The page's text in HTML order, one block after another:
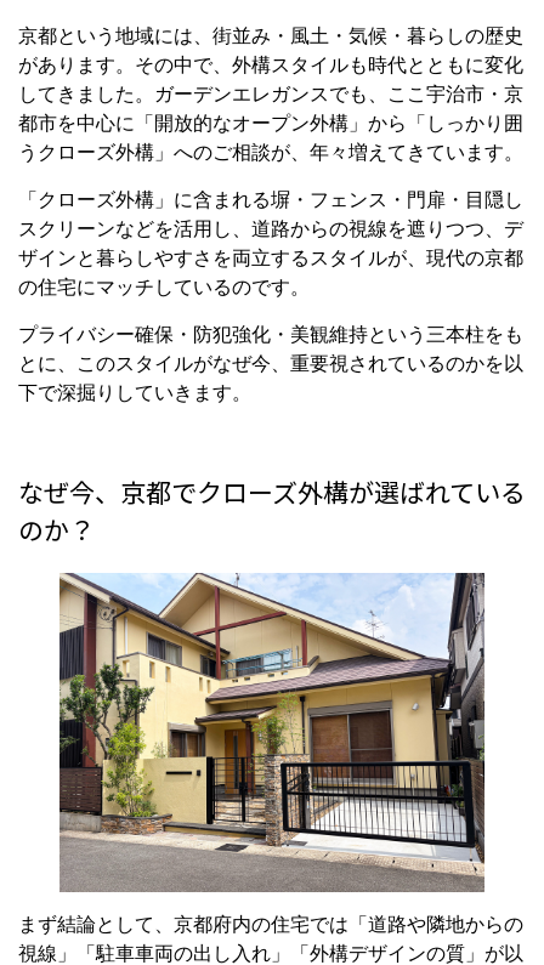
京都という地域には、街並み・風土・気候・暮らしの歴史
があります。その中で、外構スタイルも時代とともに変化
してきました。ガーデンエレガンスでも、ここ宇治市・京
都市を中心に「開放的なオープン外構」から「しっかり囲
うクローズ外構」へのご相談が、年々増えてきています。
「クローズ外構」に含まれる塀・フェンス・門扉・目隠し
スクリーンなどを活用し、道路からの視線を遮りつつ、デ
ザインと暮らしやすさを両立するスタイルが、現代の京都
の住宅にマッチしているのです。
プライバシー確保・防犯強化・美観維持という三本柱をも
とに、このスタイルがなぜ今、重要視されているのかを以
下で深掘りしていきます。
なぜ今、京都でクローズ外構が選ばれている
のか？
まず結論として、京都府内の住宅では「道路や隣地からの
視線」「駐車車両の出し入れ」「外構デザインの質」が以